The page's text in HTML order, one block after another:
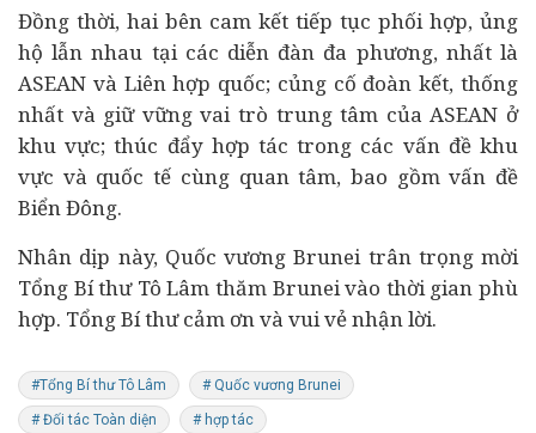
Đồng thời, hai bên cam kết tiếp tục phối hợp, ủng
hộ lẫn nhau tại các diễn đàn đa phương, nhất là
ASEAN và Liên hợp quốc; củng cố đoàn kết, thống
nhất và giữ vững vai trò trung tâm của ASEAN ở
khu vực; thúc đẩy hợp tác trong các vấn đề khu
vực và quốc tế cùng quan tâm, bao gồm vấn đề
Biển Đông.
Nhân dịp này, Quốc vương Brunei trân trọng mời
Tổng Bí thư Tô Lâm thăm Brunei vào thời gian phù
hợp. Tổng Bí thư cảm ơn và vui vẻ nhận lời.
#Tổng Bí thư Tô Lâm # Quốc vương Brunei
# Đối tác Toàn diện # hợp tác